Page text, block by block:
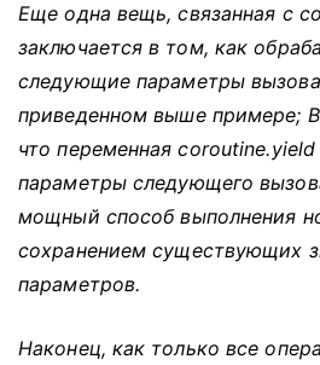
Еще одна вещь, связанная с
заключается в том, как
следующие параметры
приведенном выше примере;
что переменная coroutine.yield
параметры следующего
мощный способ выполнения
сохранением существующих
параметров.
Наконец, как только все